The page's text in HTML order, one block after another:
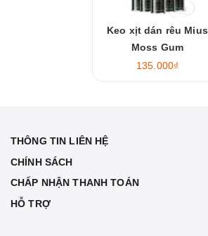
Keo xịt dán rêu Mius
Moss Gum
135.000₫
THÔNG TIN LIÊN HỆ
CHÍNH SÁCH
CHẤP NHẬN THANH TOÁN
HỖ TRỢ